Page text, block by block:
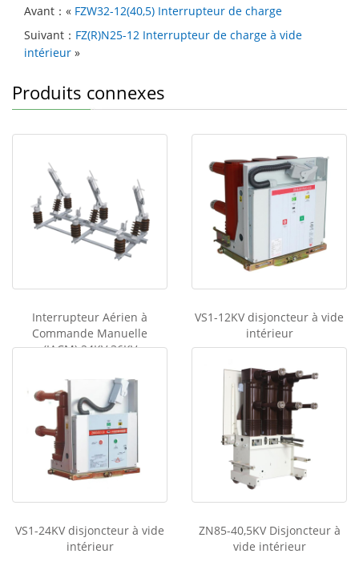
Avant：« FZW32-12(40,5) Interrupteur de charge
Suivant： FZ(R)N25-12 Interrupteur de charge à vide
intérieur »
Produits connexes
Interrupteur Aérien à
Commande Manuelle
(IACM) 24KV 36KV
VS1-12KV disjoncteur à vide
intérieur
VS1-24KV disjoncteur à vide
intérieur
ZN85-40,5KV Disjoncteur à
vide intérieur